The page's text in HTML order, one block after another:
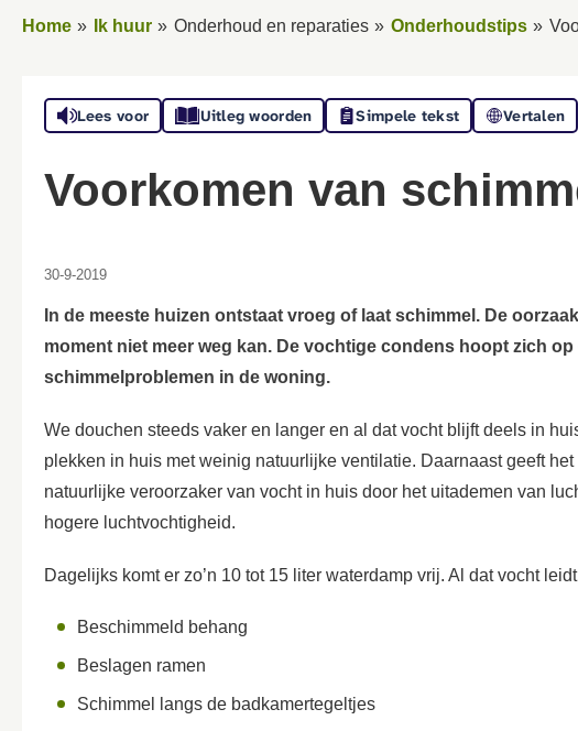
Home Ik huur Onderhoud en reparaties Onderhoudstips
Lees voor Uitleg woorden Simpele tekst Vertalen
Voorkomen van
30-9-2019
In de meeste huizen ontstaat vroeg of laat schimmel. De
moment niet meer weg kan. De vochtige condens hoopt zich
schimmelproblemen in de woning.
We douchen steeds vaker en langer en al dat vocht blijft deels in
plekken in huis met weinig natuurlijke ventilatie. Daarnaast geeft
natuurlijke veroorzaker van vocht in huis door het uitademen van
hogere luchtvochtigheid.
Dagelijks komt er zo’n 10 tot 15 liter waterdamp vrij. Al dat vocht
Beschimmeld behang
Beslagen ramen
Schimmel langs de badkamertegeltjes